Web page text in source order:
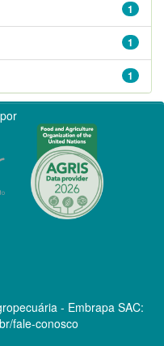
1
1
1
- Embrapa SAC:
fale-conosco